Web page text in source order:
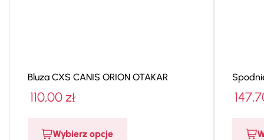
Bluza CXS CANIS ORION OTAKAR
110,00zł
Wybierz opcje